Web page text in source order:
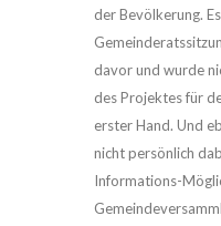
der Bevölkerung.
davor und wurde
des Projektes für
erster Hand. Und
nicht persönlich
Informations-